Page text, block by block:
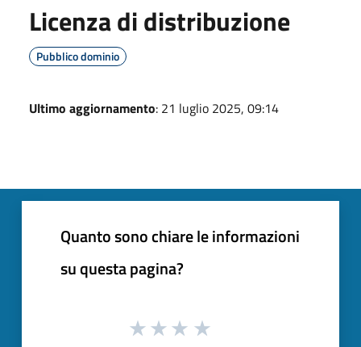
Licenza di distribuzione
Pubblico dominio
Ultimo aggiornamento: 21 luglio 2025, 09:14
Quanto sono chiare le informazioni
su questa pagina?